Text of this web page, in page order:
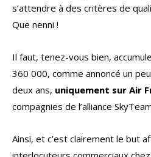
s’attendre à des critères de
Que nenni !
Il faut, tenez-vous bien,
360 000, comme annoncé un
deux ans, uniquement sur Air
compagnies de l’alliance
Ainsi, et c’est clairement le but